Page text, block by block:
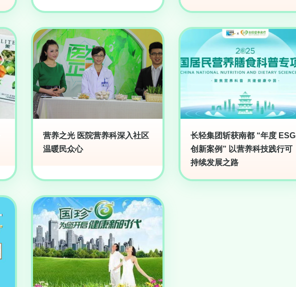
营养之光 医院营养科深入社区
温暖民众心
长轻集团斩获南都 “年度 ESG
创新案例” 以营养科技践行可
持续发展之路